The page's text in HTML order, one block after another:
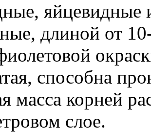
яйцевидные
длиной от
способна
масса корней
слое.